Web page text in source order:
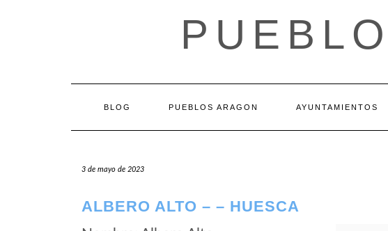
BLOG PUEBLOS ARAGON AYUNTAMIENTOS
3 de mayo de 2023
ALBERO ALTO – – HUESCA